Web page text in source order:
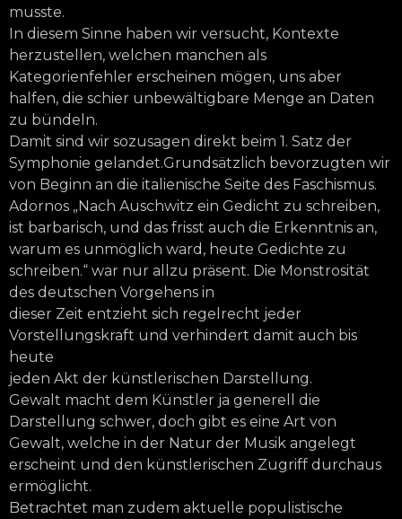
musste.
In diesem Sinne haben wir versucht, Kontexte
herzustellen, welchen manchen als
Kategorienfehler erscheinen mögen, uns aber
halfen, die schier unbewältigbare Menge an Daten
zu bündeln.
Damit sind wir sozusagen direkt beim 1. Satz der
Symphonie gelandet.Grundsätzlich bevorzugten wir
von Beginn an die italienische Seite des Faschismus.
Adornos „Nach Auschwitz ein Gedicht zu schreiben,
ist barbarisch, und das frisst auch die Erkenntnis an,
warum es unmöglich ward, heute Gedichte zu
schreiben.“ war nur allzu präsent. Die Monstrosität
des deutschen Vorgehens in
dieser Zeit entzieht sich regelrecht jeder
Vorstellungskraft und verhindert damit auch bis
heute
jeden Akt der künstlerischen Darstellung.
Gewalt macht dem Künstler ja generell die
Darstellung schwer, doch gibt es eine Art von
Gewalt, welche in der Natur der Musik angelegt
erscheint und den künstlerischen Zugriff durchaus
ermöglicht.
Betrachtet man zudem aktuelle populistische